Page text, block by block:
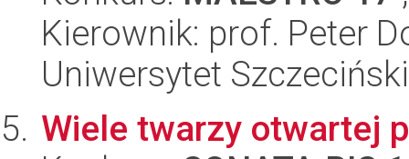
Kierownik: prof. Peter
Uniwersytet Szczeciński
Wiele twarzy otwartej